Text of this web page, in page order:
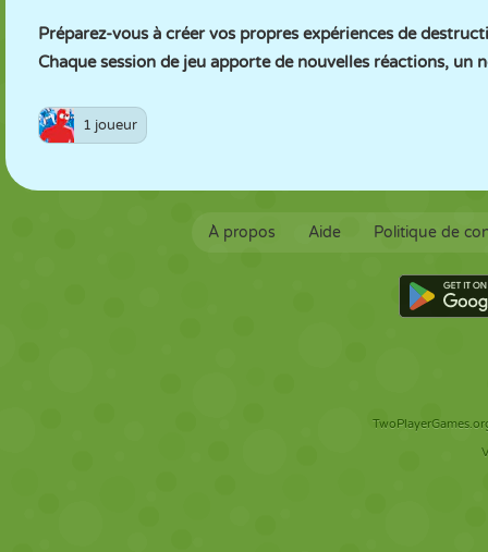
Préparez-vous à créer vos propres expériences de
Chaque session de jeu apporte de nouvelles réactions, un
1 joueur
À propos Aide Politique de